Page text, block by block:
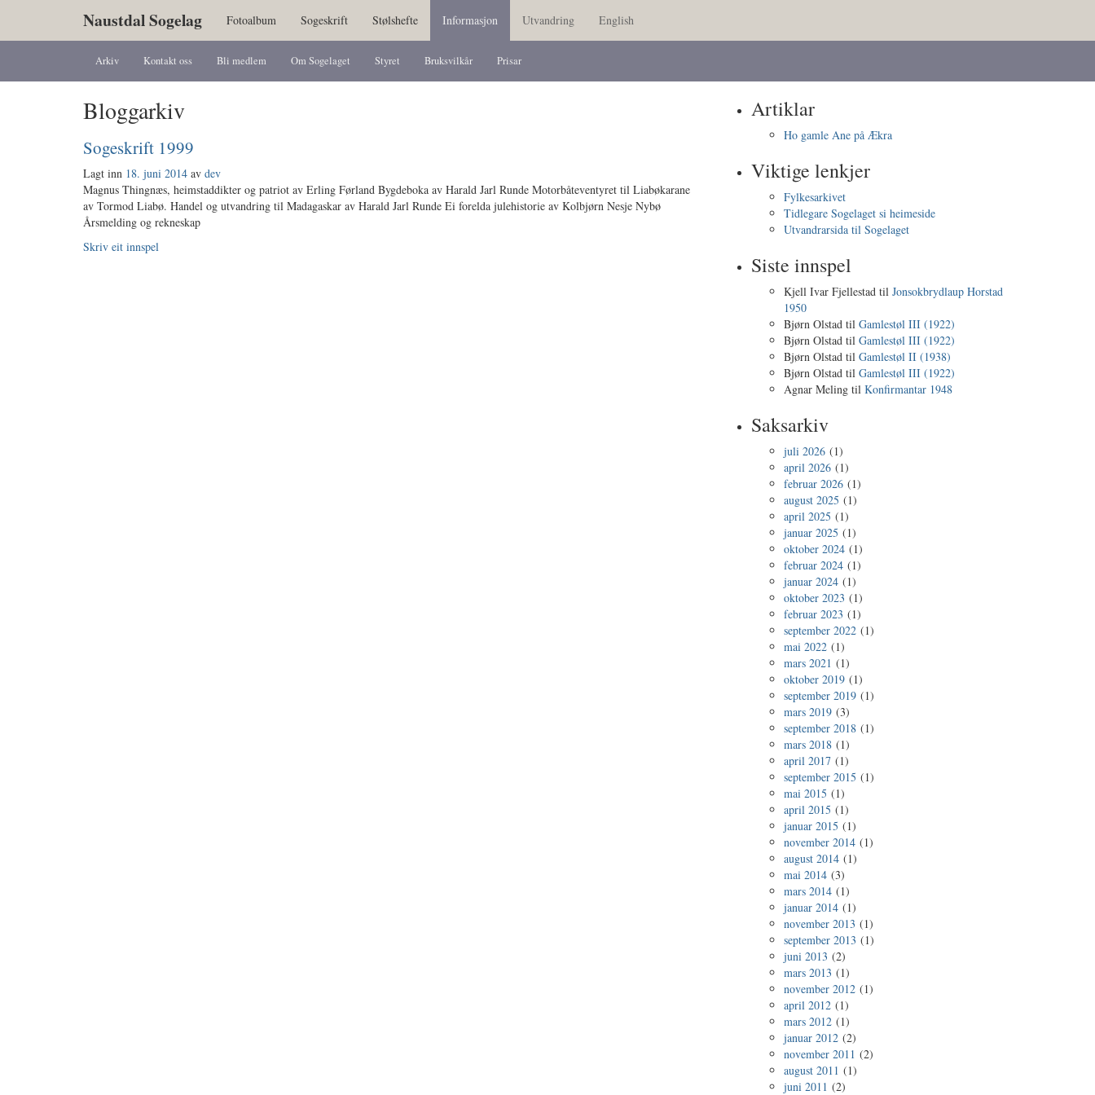
Naustdal Sogelag Fotoalbum Sogeskrift Stølshefte Informasjon Utvandring English
Arkiv Kontakt oss Bli medlem Om Sogelaget Styret Bruksvilkår Prisar
Bloggarkiv
Sogeskrift 1999
Lagt inn 18. juni 2014 av dev
Magnus Thingnæs, heimstaddikter og patriot av Erling Førland Bygdeboka av Harald Jarl Runde Motorbåteventyret til Liabøkarane
av Tormod Liabø. Handel og utvandring til Madagaskar av Harald Jarl Runde Ei forelda julehistorie av Kolbjørn Nesje Nybø
Årsmelding og rekneskap
Skriv eit innspel
Artiklar
Ho gamle Ane på Ækra
Viktige lenkjer
Fylkesarkivet
Tidlegare Sogelaget si heimeside
Utvandrarsida til Sogelaget
Siste innspel
Kjell Ivar Fjellestad til Jonsokbrydlaup Horstad
1950
Bjørn Olstad til Gamlestøl III (1922)
Bjørn Olstad til Gamlestøl III (1922)
Bjørn Olstad til Gamlestøl II (1938)
Bjørn Olstad til Gamlestøl III (1922)
Agnar Meling til Konfirmantar 1948
Saksarkiv
juli 2026 (1)
april 2026 (1)
februar 2026 (1)
august 2025 (1)
april 2025 (1)
januar 2025 (1)
oktober 2024 (1)
februar 2024 (1)
januar 2024 (1)
oktober 2023 (1)
februar 2023 (1)
september 2022 (1)
mai 2022 (1)
mars 2021 (1)
oktober 2019 (1)
september 2019 (1)
mars 2019 (3)
september 2018 (1)
mars 2018 (1)
april 2017 (1)
september 2015 (1)
mai 2015 (1)
april 2015 (1)
januar 2015 (1)
november 2014 (1)
august 2014 (1)
mai 2014 (3)
mars 2014 (1)
januar 2014 (1)
november 2013 (1)
september 2013 (1)
juni 2013 (2)
mars 2013 (1)
november 2012 (1)
april 2012 (1)
mars 2012 (1)
januar 2012 (2)
november 2011 (2)
august 2011 (1)
juni 2011 (2)